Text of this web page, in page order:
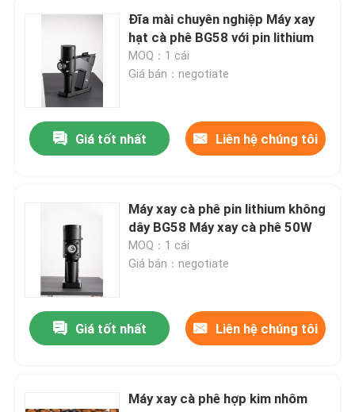
Máy xay cà phê Burr
Máy xay cà phê không dây
máy xay cà phê thương mại
máy xay cà phê gia đình
Máy xay đậu Espresso
Máy xay cà phê ngoài trời
Máy xay cà phê cầm tay
Đĩa mài chuyên nghiệp Máy xay
hạt cà phê BG58 với pin lithium
MOQ：1 cái
Giá bán：negotiate
Giá tốt nhất Liên hệ chúng tôi
Máy xay cà phê pin lithium không
dây BG58 Máy xay cà phê 50W
MOQ：1 cái
Giá bán：negotiate
Giá tốt nhất Liên hệ chúng tôi
Máy xay cà phê hợp kim nhôm